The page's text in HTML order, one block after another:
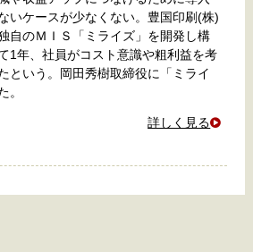
いケースが少なくない。豊国印刷(株)
自のＭＩＳ「ミライズ」を開発し構
1年、社員がコスト意識や粗利益を考
という。岡田秀樹取締役に「ミライ
。
詳しく見る